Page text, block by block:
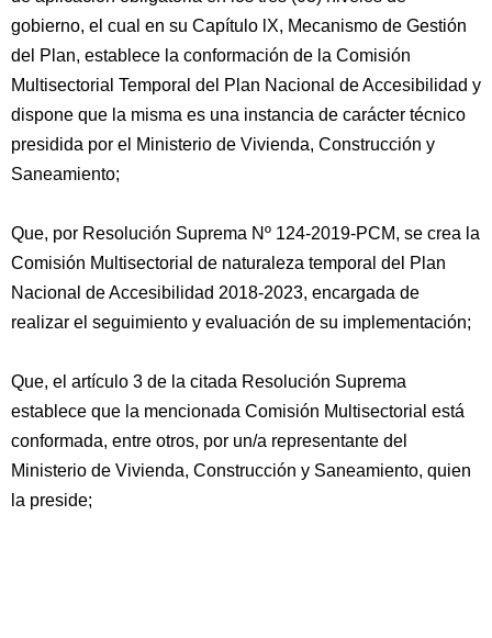
gobierno, el cual en su Capítulo lX, Mecanismo de Gestión
del Plan, establece la conformación de la Comisión
Multisectorial Temporal del Plan Nacional de Accesibilidad y
dispone que la misma es una instancia de carácter técnico
presidida por el Ministerio de Vivienda, Construcción y
Saneamiento;
Que, por Resolución Suprema Nº 124-2019-PCM, se crea la
Comisión Multisectorial de naturaleza temporal del Plan
Nacional de Accesibilidad 2018-2023, encargada de
realizar el seguimiento y evaluación de su implementación;
Que, el artículo 3 de la citada Resolución Suprema
establece que la mencionada Comisión Multisectorial está
conformada, entre otros, por un/a representante del
Ministerio de Vivienda, Construcción y Saneamiento, quien
la preside;